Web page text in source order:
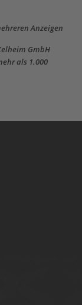
Anzeigen
GmbH
als 1.000